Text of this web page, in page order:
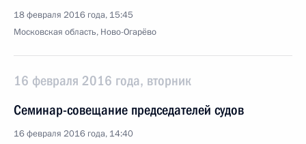
18 февраля 2016 года, 15:45
Московская область, Ново-Огарёво
16 февраля 2016 года, вторник
Семинар-совещание председателей судов
16 февраля 2016 года, 14:40